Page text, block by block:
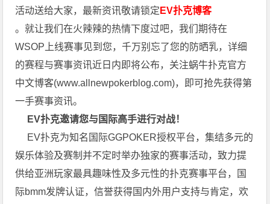
活动送给大家，最新资讯敬请锁定 EV扑克博客
。就让我们在火辣辣的热情下度过吧，我们期待在
WSOP上线赛事见到您，千万别忘了您的防晒乳，详细
的赛程与赛事资讯近日内即将公布，关注蜗牛扑克官方
中文博客(www.allnewpokerblog.com)，即可抢先获得第
一手赛事资讯。
EV扑克邀请您与国际高手进行对战！
EV扑克为知名国际GGPOKER授权平台，集结多元的
娱乐体验及赛制并不定时举办独家的赛事活动，致力提
供给亚洲玩家最具趣味性及多元性的扑克赛事平台，国
际bmm发牌认证，信誉获得国内外用户支持与肯定，欢